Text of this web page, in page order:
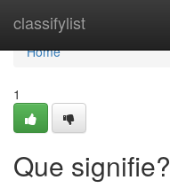
classifylist
Home
Home
1
Que signifie?